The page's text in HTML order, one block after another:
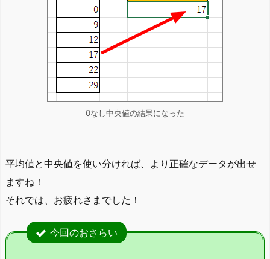
0なし中央値の結果になった
平均値と中央値を使い分ければ、より正確なデータが出せ
ますね！
それでは、お疲れさまでした！
今回のおさらい